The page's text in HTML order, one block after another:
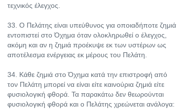
τεχνικός έλεγχος.
33. Ο Πελάτης είναι υπεύθυνος για οποιαδήποτε ζημιά
εντοπιστεί στο Όχημα όταν ολοκληρωθεί ο έλεγχος,
ακόμη και αν η ζημιά προέκυψε εκ των υστέρων ως
αποτέλεσμα ενέργειας εκ μέρους του Πελάτη.
34. Κάθε ζημιά στο Όχημα κατά την επιστροφή από
τον Πελάτη μπορεί να είναι είτε καινούρια ζημιά είτε
φυσιολογική φθορά. Τα παρακάτω δεν θεωρούνται
φυσιολογική φθορά και ο Πελάτης χρεώνεται ανάλογα: